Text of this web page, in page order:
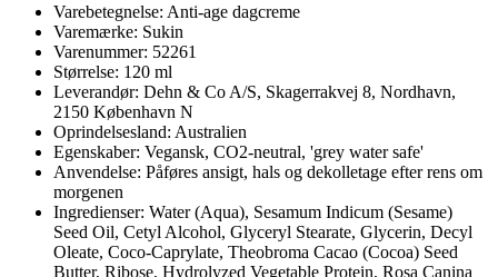
Varebetegnelse: Anti-age dagcreme
Varemærke: Sukin
Varenummer: 52261
Størrelse: 120 ml
Leverandør: Dehn & Co A/S, Skagerrakvej 8, Nordhavn,
2150 København N
Oprindelsesland: Australien
Egenskaber: Vegansk, CO2-neutral, 'grey water safe'
Anvendelse: Påføres ansigt, hals og dekolletage efter rens om
morgenen
Ingredienser: Water (Aqua), Sesamum Indicum (Sesame)
Seed Oil, Cetyl Alcohol, Glyceryl Stearate, Glycerin, Decyl
Oleate, Coco-Caprylate, Theobroma Cacao (Cocoa) Seed
Butter, Ribose, Hydrolyzed Vegetable Protein, Rosa Canina